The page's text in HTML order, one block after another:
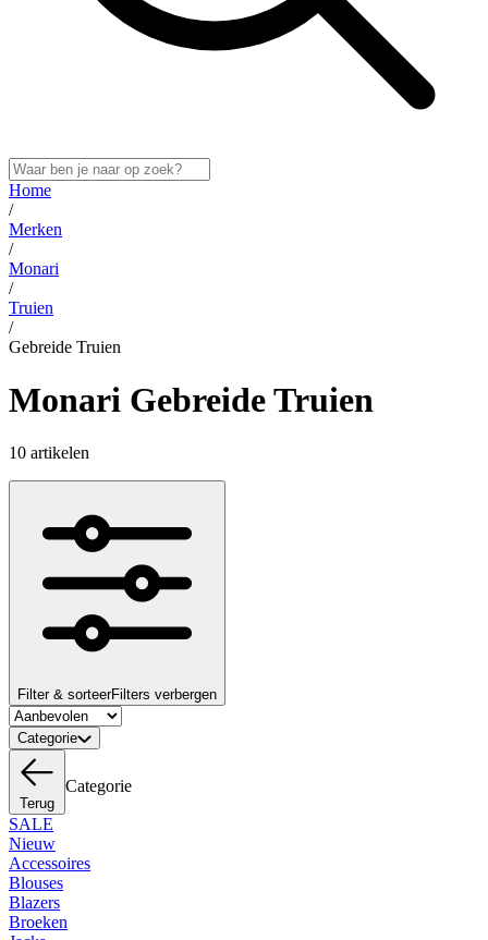
Home
/
Merken
/
Monari
/
Truien
/
Gebreide Truien
Monari Gebreide Truien
10 artikelen
Filter & sorteerFilters verbergen
Categorie
Terug
Categorie
SALE
Nieuw
Accessoires
Blouses
Blazers
Broeken